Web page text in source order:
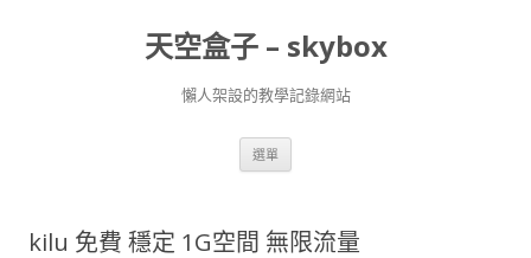
天空盒子 – skybox
懶人架設的教學記錄網站
選單
容
kilu 免費 穩定 1G空間 無限流量